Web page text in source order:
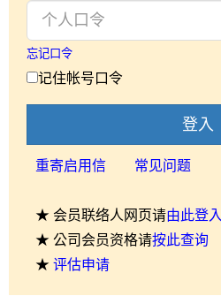
忘记口令
记住帐号口令
登入
重寄启用信 常见问题
★ 会员联络人网页请由此登入
★ 公司会员资格请按此查询
★ 评估申请